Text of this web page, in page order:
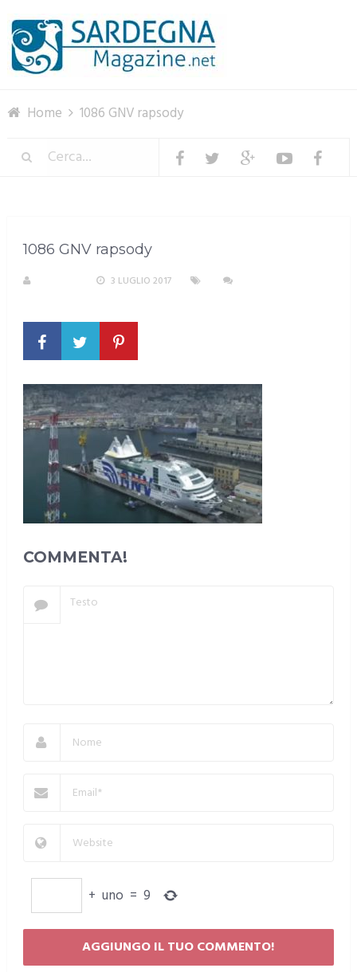
Home 1086 GNV rapsody
1086 GNV rapsody
3 LUGLIO 2017
COMMENTA!
+ uno = 9